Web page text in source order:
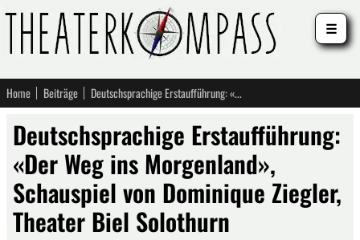
Home Beiträge Deutschsprachige Erstaufführung: «Der Weg ins Morgenland», Schauspiel von Dominique Ziegler, Theater Biel Solothurn
Deutschsprachige Erstaufführung:
«Der Weg ins Morgenland»,
Schauspiel von Dominique Ziegler,
Theater Biel Solothurn
☰